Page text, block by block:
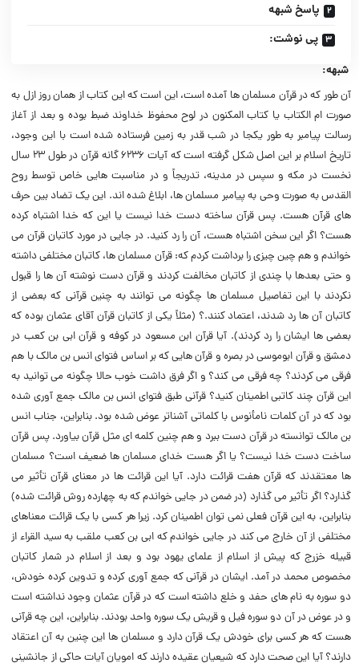
پاسخ شبهه
پی نوشت:
شبهه:
آن طور که در قرآن مسلمان ها آمده است، این است که این کتاب از همان روز ازل به
صورت ام الکتاب یا کتاب المکنون در لوح محفوظ خداوند ضبط بوده و بعد از آغاز
رسالت پیامبر به طور یکجا در شب قدر به زمین فرستاده شده است با این وجود،
تاریخ اسلام بر این اصل شکل گرفته است که آیات ۶۲۳۶ گانه قرآن در طول ۲۳ سال
نخست در مکه و سپس در مدینه، تدریجاً و در مناسبت هایی خاص توسط روح
القدس به صورت وحی به پیامبر مسلمان ها، ابلاغ شده اند. این یک تضاد بین حرف
های قرآن هست. پس قرآن ساخته دست خدا نیست یا این که خدا اشتباه کرده
هست؟ اگر این سخن اشتباه هست، آن را رد کنید. در جایی در مورد کاتبان قرآن می
خواندم و هم چین چیزی را برداشت کردم که: قرآن مسلمان ها، کاتبان مختلفی داشته
و حتی بعدها با چندی از کاتبان مخالفت کردند و قرآن دست نوشته آن ها را قبول
نکردند با این تفاصیل مسلمان ها چگونه می توانند به چنین قرآنی که بعضی از
کاتبان آن ها رد شدند، اعتماد کنند.؟ (مثلاً یکی از کاتبان قرآن آقای عثمان بوده که
بعضی ها ایشان را رد کردند). آیا قرآن ابن مسعود در کوفه و قرآن ابی بن کعب در
دمشق و قرآن ابوموسی در بصره و قرآن هایی که بر اساس فتوای انس بن مالک با هم
فرقی می کردند؟ چه فرقی می کند؟ و اگر فرق داشت خوب حالا چگونه می توانید به
این قرآن چند کاتبی اطمینان کنید؟ قرآنی طبق فتوای انس بن مالک جمع آوری شده
بود که در آن کلمات نامأنوس با کلماتی آشناتر عوض شده بود. بنابراین، جناب انس
بن مالک توانسته در قرآن دست ببرد و هم چنین کلمه ای مثل قرآن بیاورد. پس قرآن
ساخت دست خدا نیست؟ یا اگر هست خدای مسلمان ها ضعیف است؟ مسلمان
ها معتقدند که قرآن هفت قرائت دارد. آیا این قرائت ها در معنای قرآن تأثیر می
گذارد؟ اگر تأثیر می گذارد (در ضمن در جایی خواندم که به چهارده روش قرائت شده)
بنابراین، به این قرآن فعلی نمی توان اطمینان کرد. زیرا هر کسی با یک قرائت معناهای
مختلفی از آن خارج می کند در جایی خواندم که ابی بن کعب ملقب به سید القراء از
قبیله خزرج که پیش از اسلام از علمای یهود بود و بعد از اسلام در شمار کاتبان
مخصوص محمد در آمد. ایشان در قرآنی که جمع آوری کرده و تدوین کرده خودش،
دو سوره به نام های حفد و خلع داشته است که در قرآن عثمان وجود نداشته است
و در عوض در آن دو سوره فیل و قریش یک سوره واحد بودند. بنابراین، این چه قرآنی
هست که هر کسی برای خودش یک قرآن دارد و مسلمان ها این چنین به آن اعتقاد
دارند؟ آیا این صحت دارد که شیعیان عقیده دارند که امویان آیات حاکی از جانشینی